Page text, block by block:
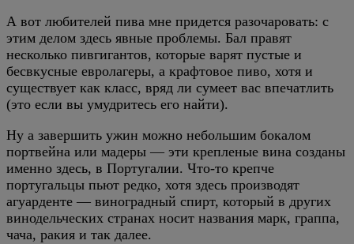
А вот любителей пива мне придется разочаровать: с
этим делом здесь явные проблемы. Бал правят
несколько пивгигантов, которые варят пустые и
бесвкусные евролагеры, а крафтовое пиво, хотя и
существует как класс, вряд ли сумеет вас впечатлить
(это если вы умудритесь его найти).
Ну а завершить ужин можно небольшим бокалом
портвейна или мадеры — эти крепленые вина созданы
именно здесь, в Португалии. Что-то крепче
португальцы пьют редко, хотя здесь производят
агуарденте — виноградный спирт, который в других
винодельческих странах носит названия марк, граппа,
чача, ракия и так далее.